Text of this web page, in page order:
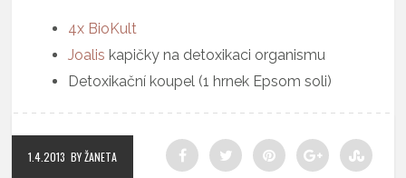
4x BioKult
Joalis kapičky na detoxikaci organismu
Detoxikační koupel (1 hrnek Epsom soli)
1.4.2013 BY ŽANETA